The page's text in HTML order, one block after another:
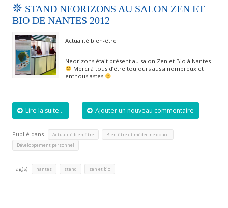
STAND NEORIZONS AU SALON ZEN ET
BIO DE NANTES 2012
Actualité bien-être
Neorizons était présent au salon Zen et Bio à Nantes
Merci à tous d’être toujours aussi nombreux et
enthousiastes
Lire la suite... Ajouter un nouveau commentaire
Publié dans Actualité bien-être Bien-être et médecine douce
Développement personnel
Tag(s) nantes stand zen et bio